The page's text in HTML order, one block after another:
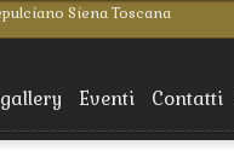
Siena Toscana
Eventi Contatti